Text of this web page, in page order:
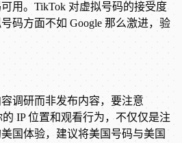
用。TikTok 对虚拟号码的接受度
码方面不如 Google 那么激进，验
调研而非发布内容，要注意
IP 位置和观看行为，不仅仅是注
国体验，建议将美国号码与美国